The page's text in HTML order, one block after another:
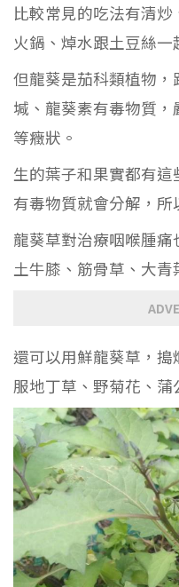
比較常見的吃法有清
火鍋、焯水跟土豆絲一
但龍葵是茄科類植物
堿、龍葵素有毒物質
等癥狀。
生的葉子和果實都有
有毒物質就會分解，所
龍葵草對治療咽喉腫
土牛膝、筋骨草、大青
還可以用鮮龍葵草，
服地丁草、野菊花、蒲